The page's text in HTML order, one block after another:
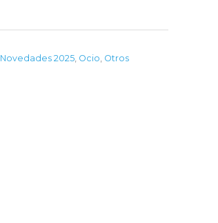
Novedades 2025, Ocio, Otros